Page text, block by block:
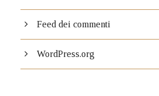
Feed dei commenti
WordPress.org